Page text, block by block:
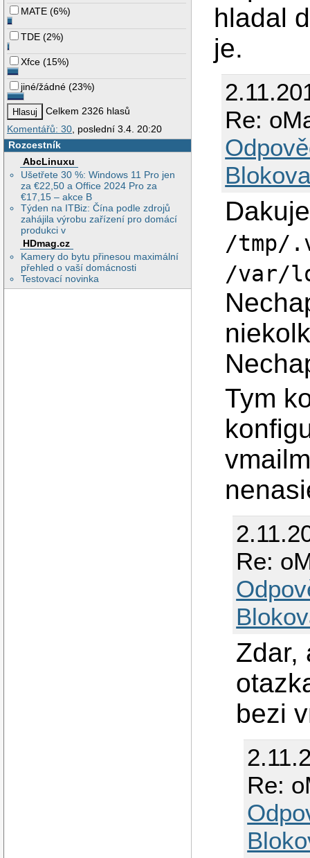
MATE (6%)
TDE (2%)
Xfce (15%)
jiné/žádné (23%)
Celkem 2326 hlasů
Komentářů: 30 , poslední 3.4. 20:20
Rozcestník
AbcLinuxu
Ušetřete 30 %: Windows 11 Pro jen
za €22,50 a Office 2024 Pro za
€17,15 – akce B
Týden na ITBiz: Čína podle zdrojů
zahájila výrobu zařízení pro domácí
produkci v
HDmag.cz
Kamery do bytu přinesou maximální
přehled o vaší domácnosti
Testovací novinka
hladal
je.
Re:
/tmp/
/var/
Tym
Re:
Zdar,
bezi
Re: